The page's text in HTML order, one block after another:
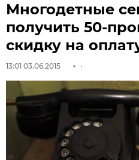
Многодетные
получить 50-
скидку на
13:01 03.06.2015